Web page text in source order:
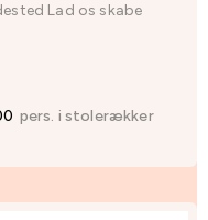
Lad os skabe
pers. i stolerækker